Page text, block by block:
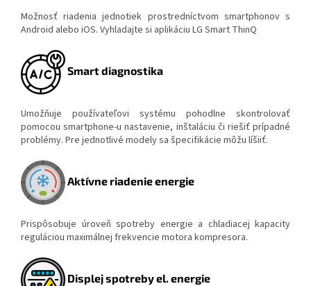
Možnosť riadenia jednotiek prostredníctvom smartphonov s
Android alebo iOS. Vyhladajte si aplikáciu LG Smart ThinQ
Smart diagnostika
Umožňuje používateľovi systému pohodlne skontrolovať
pomocou smartphone-u nastavenie, inštaláciu či riešiť prípadné
problémy. Pre jednotlivé modely sa špecifikácie môžu líšiiť.
Aktívne riadenie energie
Prispôsobuje úroveň spotreby energie a chladiacej kapacity
reguláciou maximálnej frekvencie motora kompresora.
Displej spotreby el. energie